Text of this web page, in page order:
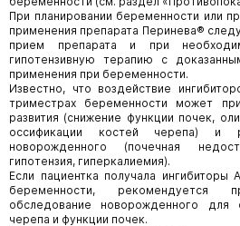
При планировании беременности или
применения препарата Перинева®
прием препарата и при
гипотензивную терапию с
применения при беременности.
Известно, что воздействие
триместрах беременности может
развития (снижение функции почек,
оссификации костей черепа) и
новорожденного (почечная
гипотензия, гиперкалиемия).
Если пациентка получала
беременности, рекомендуется
обследование новорожденного для
черепа и функции почек.